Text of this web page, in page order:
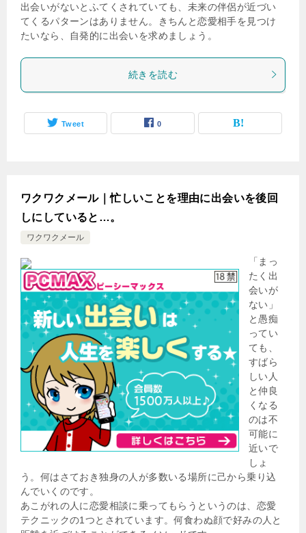
出会いがないとふてくされていても、未来の伴侶が近づい
てくるパターンはありません。きちんと恋愛相手を見つけ
たいなら、自発的に出会いを求めましょう。
続きを読む
Tweet 0
ワクワクメール｜忙しいことを理由に出会いを後回
しにしていると…。
ワクワクメール
「まっ
たく出
会いが
ない」
と愚痴
ってい
ても、
すばら
しい人
と仲良
くなる
のは不
可能に
近いで
しょ
う。何はさておき独身の人が多数いる場所に己から乗り込
んでいくのです。
あこがれの人に恋愛相談に乗ってもらうというのは、恋愛
テクニックの1つとされています。何食わぬ顔で好みの人と